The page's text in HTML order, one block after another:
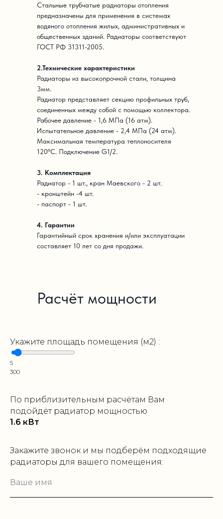
Стальные трубчатые радиаторы отопления
предназначены для применения в системах
водяного отопления жилых, административных и
общественных зданий. Радиаторы соответствуют
ГОСТ РФ 31311-2005.
2.Технические характеристики
Радиаторы из высокопрочной стали, толщина
3мм.
Радиатор представляет секцию профильных труб,
соединенных между собой с помощью коллектора.
Рабочее давление - 1,6 МПа (16 атм).
Испытательное давление - 2,4 МПа (24 атм).
Максимальная температура теплоносителя
120ºС. Подключение G1/2.
3. Комплектация
Радиатор - 1 шт., кран Маевского - 2 шт.
- кронштейн -4 шт.
- паспорт - 1 шт.
4. Гарантии
Гарантийный срок хранения и/или эксплуатации
составляет 10 лет со дня продажи.
Расчёт мощности
Укажите площадь помещения (м2) :
5
300
По приблизительным расчётам Вам
подойдёт радиатор мощностью
1.6 кВт
Закажите звонок и мы подберём подходящие
радиаторы для вашего помещения: